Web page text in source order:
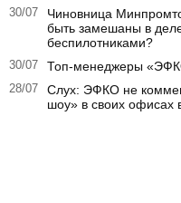
30/07
Чиновница
быть замешаны в
беспилотниками?
30/07 Топ-менеджеры
28/07
Слух: ЭФКО не
шоу» в своих офисах